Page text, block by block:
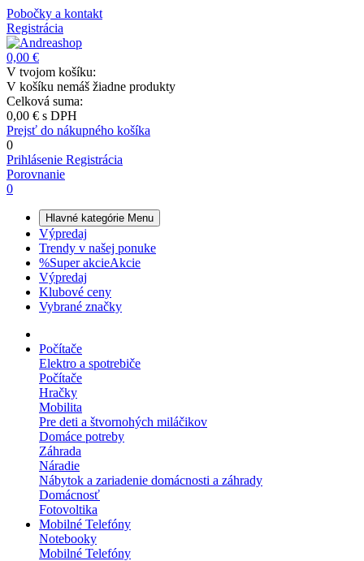
Pobočky a kontakt
Registrácia
0,00 €
V tvojom košíku:
V košíku nemáš žiadne produkty
Celková suma:
0,00 € s DPH
Prejsť do nákupného košíka
0
Prihlásenie Registrácia
Porovnanie
0
Hlavné kategórie Menu
Výpredaj
Trendy v našej ponuke
%Super akcieAkcie
Výpredaj
Klubové ceny
Vybrané značky
Počítače
Elektro a spotrebiče
Počítače
Hračky
Mobilita
Pre deti a štvornohých miláčikov
Domáce potreby
Záhrada
Náradie
Nábytok a zariadenie domácnosti a záhrady
Domácnosť
Fotovoltika
Mobilné Telefóny
Notebooky
Mobilné Telefóny